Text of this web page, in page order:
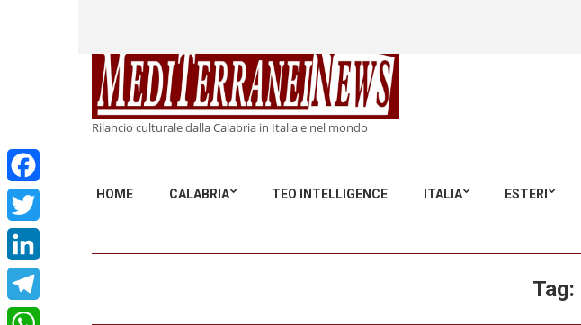
Rilancio culturale dalla Calabria in Italia e nel mondo
HOME CALABRIA TEO INTELLIGENCE ITALIA ESTERI
Facebook
Twitter
LinkedIn
Telegram
Tag: